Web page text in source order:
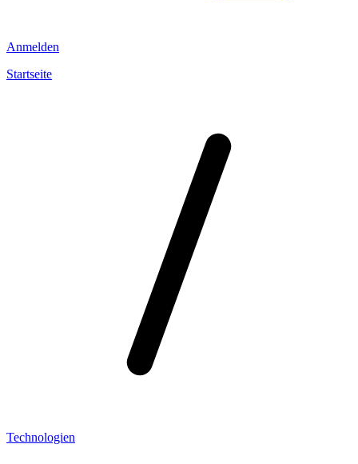
Anmelden
Startseite
Technologien